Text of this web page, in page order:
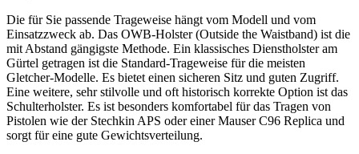
Die für Sie passende Trageweise hängt vom Modell und vom
Einsatzzweck ab. Das OWB-Holster (Outside the Waistband) ist die
mit Abstand gängigste Methode. Ein klassisches Dienstholster am
Gürtel getragen ist die Standard-Trageweise für die meisten
Gletcher-Modelle. Es bietet einen sicheren Sitz und guten Zugriff.
Eine weitere, sehr stilvolle und oft historisch korrekte Option ist das
Schulterholster. Es ist besonders komfortabel für das Tragen von
Pistolen wie der Stechkin APS oder einer Mauser C96 Replica und
sorgt für eine gute Gewichtsverteilung.